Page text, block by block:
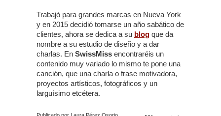
Trabajó para grandes marcas en Nueva York
y en 2015 decidió tomarse un año sabático de
clientes, ahora se dedica a su blog que da
nombre a su estudio de diseño y a dar
charlas. En SwissMiss encontraréis un
contenido muy variado lo mismo te pone una
canción, que una charla o frase motivadora,
proyectos artísticos, fotográficos y un
larguísimo etcétera.